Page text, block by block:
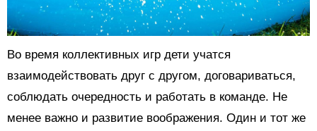
Во время коллективных игр дети учатся
взаимодействовать друг с другом, договариваться,
соблюдать очередность и работать в команде. Не
менее важно и развитие воображения. Один и тот же